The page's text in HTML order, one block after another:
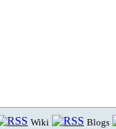
Wiki Blogs